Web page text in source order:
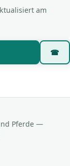
am
☎
Pferde —